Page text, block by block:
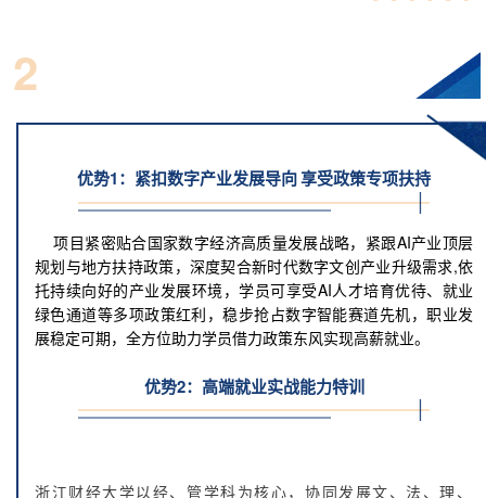
2
优势1： 紧扣数字产业发展导向 享受政策专项扶持
项目紧密贴合国家数字经济高质量发展战略，紧跟AI产业顶层
规划与地方扶持政策，深度契合新时代数字文创产业升级需求,依
托持续向好的产业发展环境，学员可享受AI人才培育优待、就业
绿色通道等多项政策红利，稳步抢占数字智能赛道先机，职业发
展稳定可期，全方位助力学员借力政策东风实现高薪就业。
优势2：高端就业实战能力特训
浙江财经大学以经、管学科为核心，协同发展文、法、理、